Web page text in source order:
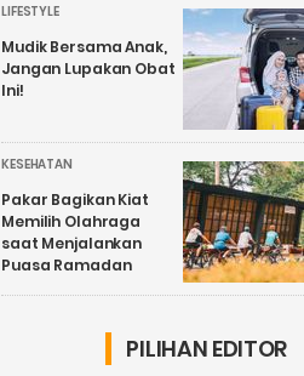
LIFESTYLE
Mudik Bersama Anak,
Jangan Lupakan Obat
Ini!
KESEHATAN
Pakar Bagikan Kiat
Memilih Olahraga
saat Menjalankan
Puasa Ramadan
PILIHAN EDITOR